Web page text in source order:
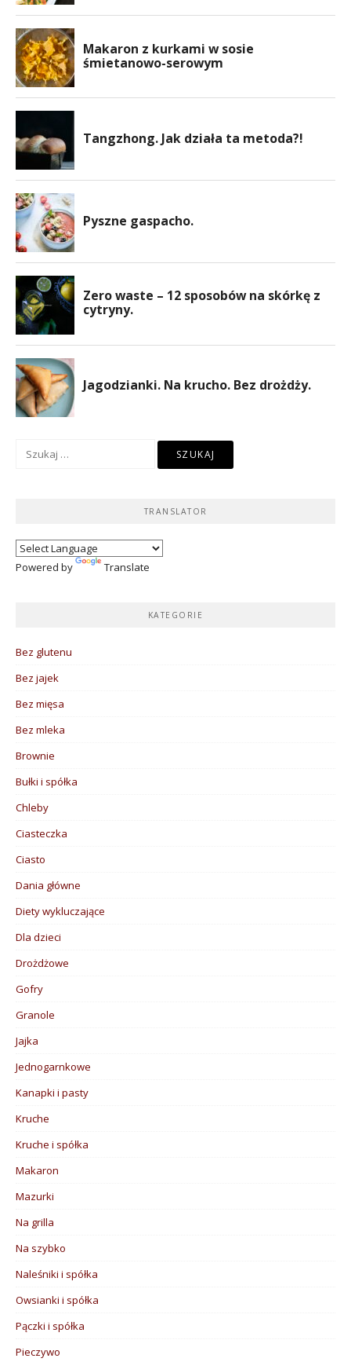
Szukaj:
TRANSLATOR
Powered by Translate
KATEGORIE
Bez glutenu
Bez jajek
Bez mięsa
Bez mleka
Brownie
Bułki i spółka
Chleby
Ciasteczka
Ciasto
Dania główne
Diety wykluczające
Dla dzieci
Drożdżowe
Gofry
Granole
Jajka
Jednogarnkowe
Kanapki i pasty
Kruche
Kruche i spółka
Makaron
Mazurki
Na grilla
Na szybko
Naleśniki i spółka
Owsianki i spółka
Pączki i spółka
Pieczywo